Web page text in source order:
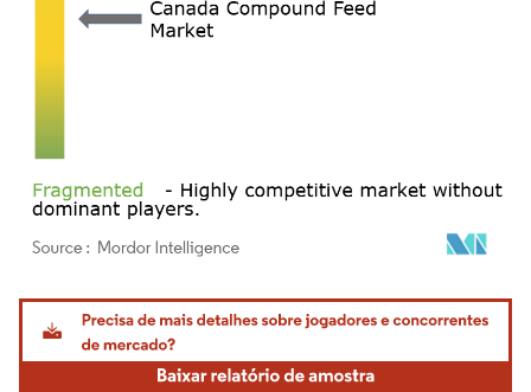
Imagem © Mordor Intelligence. O reuso requer atribuição conforme CC BY 4.0.